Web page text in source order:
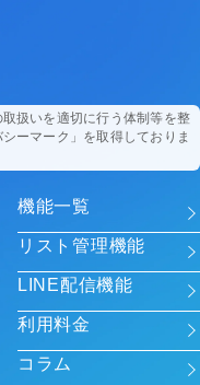
扱いを適切に行う体制等を整
ーマーク」を取得しておりま
機能一覧
リスト管理機能
LINE配信機能
利用料金
コラム